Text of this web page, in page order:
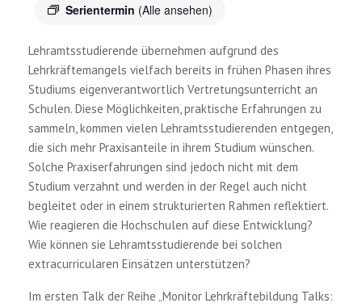
Serientermin (Alle ansehen)
Lehramtsstudierende übernehmen aufgrund des
Lehrkräftemangels vielfach bereits in frühen Phasen ihres
Studiums eigenverantwortlich Vertretungsunterricht an
Schulen. Diese Möglichkeiten, praktische Erfahrungen zu
sammeln, kommen vielen Lehramtsstudierenden entgegen,
die sich mehr Praxisanteile in ihrem Studium wünschen.
Solche Praxiserfahrungen sind jedoch nicht mit dem
Studium verzahnt und werden in der Regel auch nicht
begleitet oder in einem strukturierten Rahmen reflektiert.
Wie reagieren die Hochschulen auf diese Entwicklung?
Wie können sie Lehramtsstudierende bei solchen
extracurricularen Einsätzen unterstützen?
Im ersten Talk der Reihe „Monitor Lehrkräftebildung Talks: